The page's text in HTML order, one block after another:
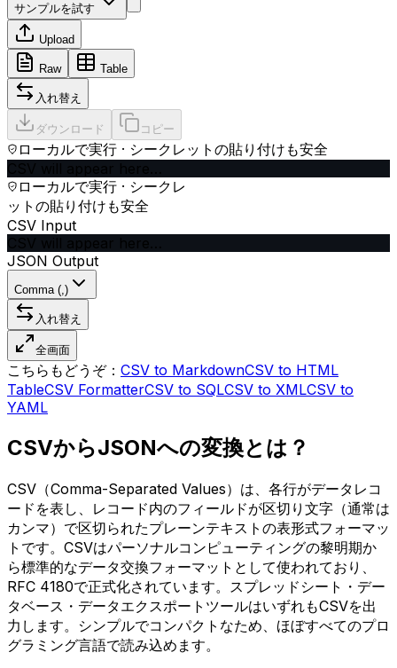
サンプルを試す
Upload
Raw Table
入れ替え
ダウンロード コピー
ローカルで実行 · シークレットの貼り付けも安全
ローカルで実行 · シークレ
ットの貼り付けも安全
CSV Input
JSON Output
Comma (,)
入れ替え
全画面
こちらもどうぞ： CSV to MarkdownCSV to HTML
TableCSV FormatterCSV to SQLCSV to XMLCSV to
YAML
CSVからJSONへの変換とは？
CSV（Comma-Separated Values）は、各行がデータレコ
ードを表し、レコード内のフィールドが区切り文字（通常は
カンマ）で区切られたプレーンテキストの表形式フォーマッ
トです。CSVはパーソナルコンピューティングの黎明期か
ら標準的なデータ交換フォーマットとして使われており、
RFC 4180で正式化されています。スプレッドシート・デー
タベース・データエクスポートツールはいずれもCSVを出
力します。シンプルでコンパクトなため、ほぼすべてのプロ
グラミング言語で読み込めます。